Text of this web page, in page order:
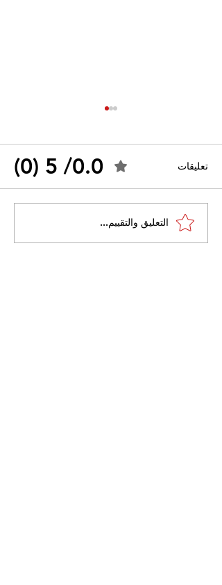
القضاء الإداري يقضي بحل
نقابة "كنابست"
تعليقات 0.0/ 5 (0)
التعليق والتقييم...